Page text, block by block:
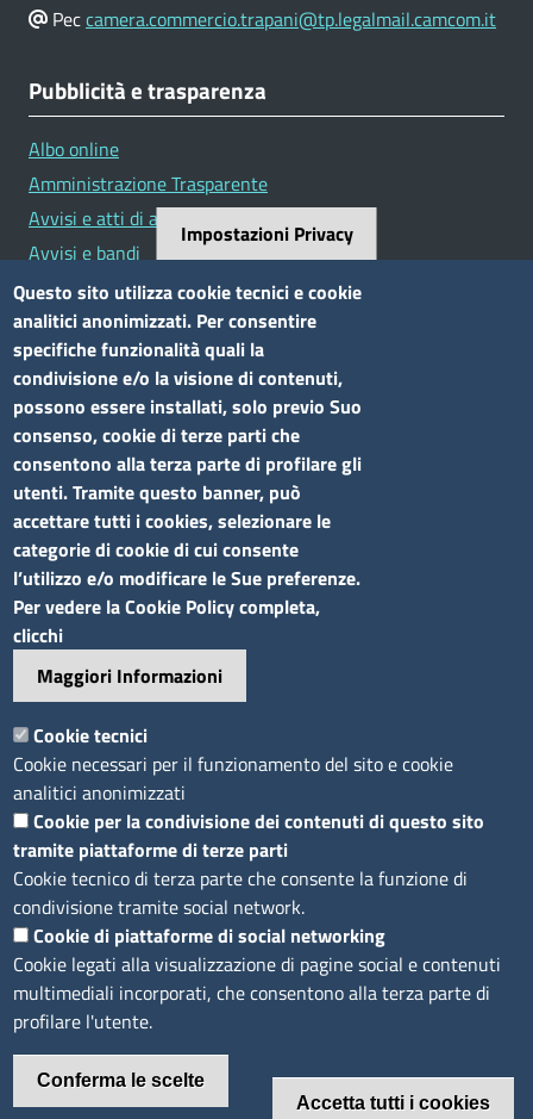
Peccamera.commercio.trapani@tp.legalmail.camcom.it
Pubblicità e trasparenza
Albo online
Amministrazione Trasparente
Avvisi e atti di altre Amministrazioni
Avvisi e bandi
Bandi di concorso
Siti tematici
Elenco siti tematici
Seguici su
Sito web
Accesso riservato
Mappa del sito
Footer
Feed RSS
Note legali
Privacy
Trattamento dei dati
Cookie
Dichiarazione di accessibilità
Obiettivi di accessibilità
Impostazioni Privacy
Questo sito utilizza cookie tecnici e cookie
analitici anonimizzati. Per consentire
specifiche funzionalità quali la
condivisione e/o la visione di contenuti,
possono essere installati, solo previo Suo
consenso, cookie di terze parti che
consentono alla terza parte di profilare gli
utenti. Tramite questo banner, può
accettare tutti i cookies, selezionare le
categorie di cookie di cui consente
l’utilizzo e/o modificare le Sue preferenze.
Per vedere la Cookie Policy completa,
clicchi
Maggiori Informazioni
Cookie tecnici
Cookie necessari per il funzionamento del sito e cookie
analitici anonimizzati
Cookie per la condivisione dei contenuti di questo sito
tramite piattaforme di terze parti
Cookie tecnico di terza parte che consente la funzione di
condivisione tramite social network.
Cookie di piattaforme di social networking
Cookie legati alla visualizzazione di pagine social e contenuti
multimediali incorporati, che consentono alla terza parte di
profilare l'utente.
Conferma le scelte
Accetta tutti i cookies